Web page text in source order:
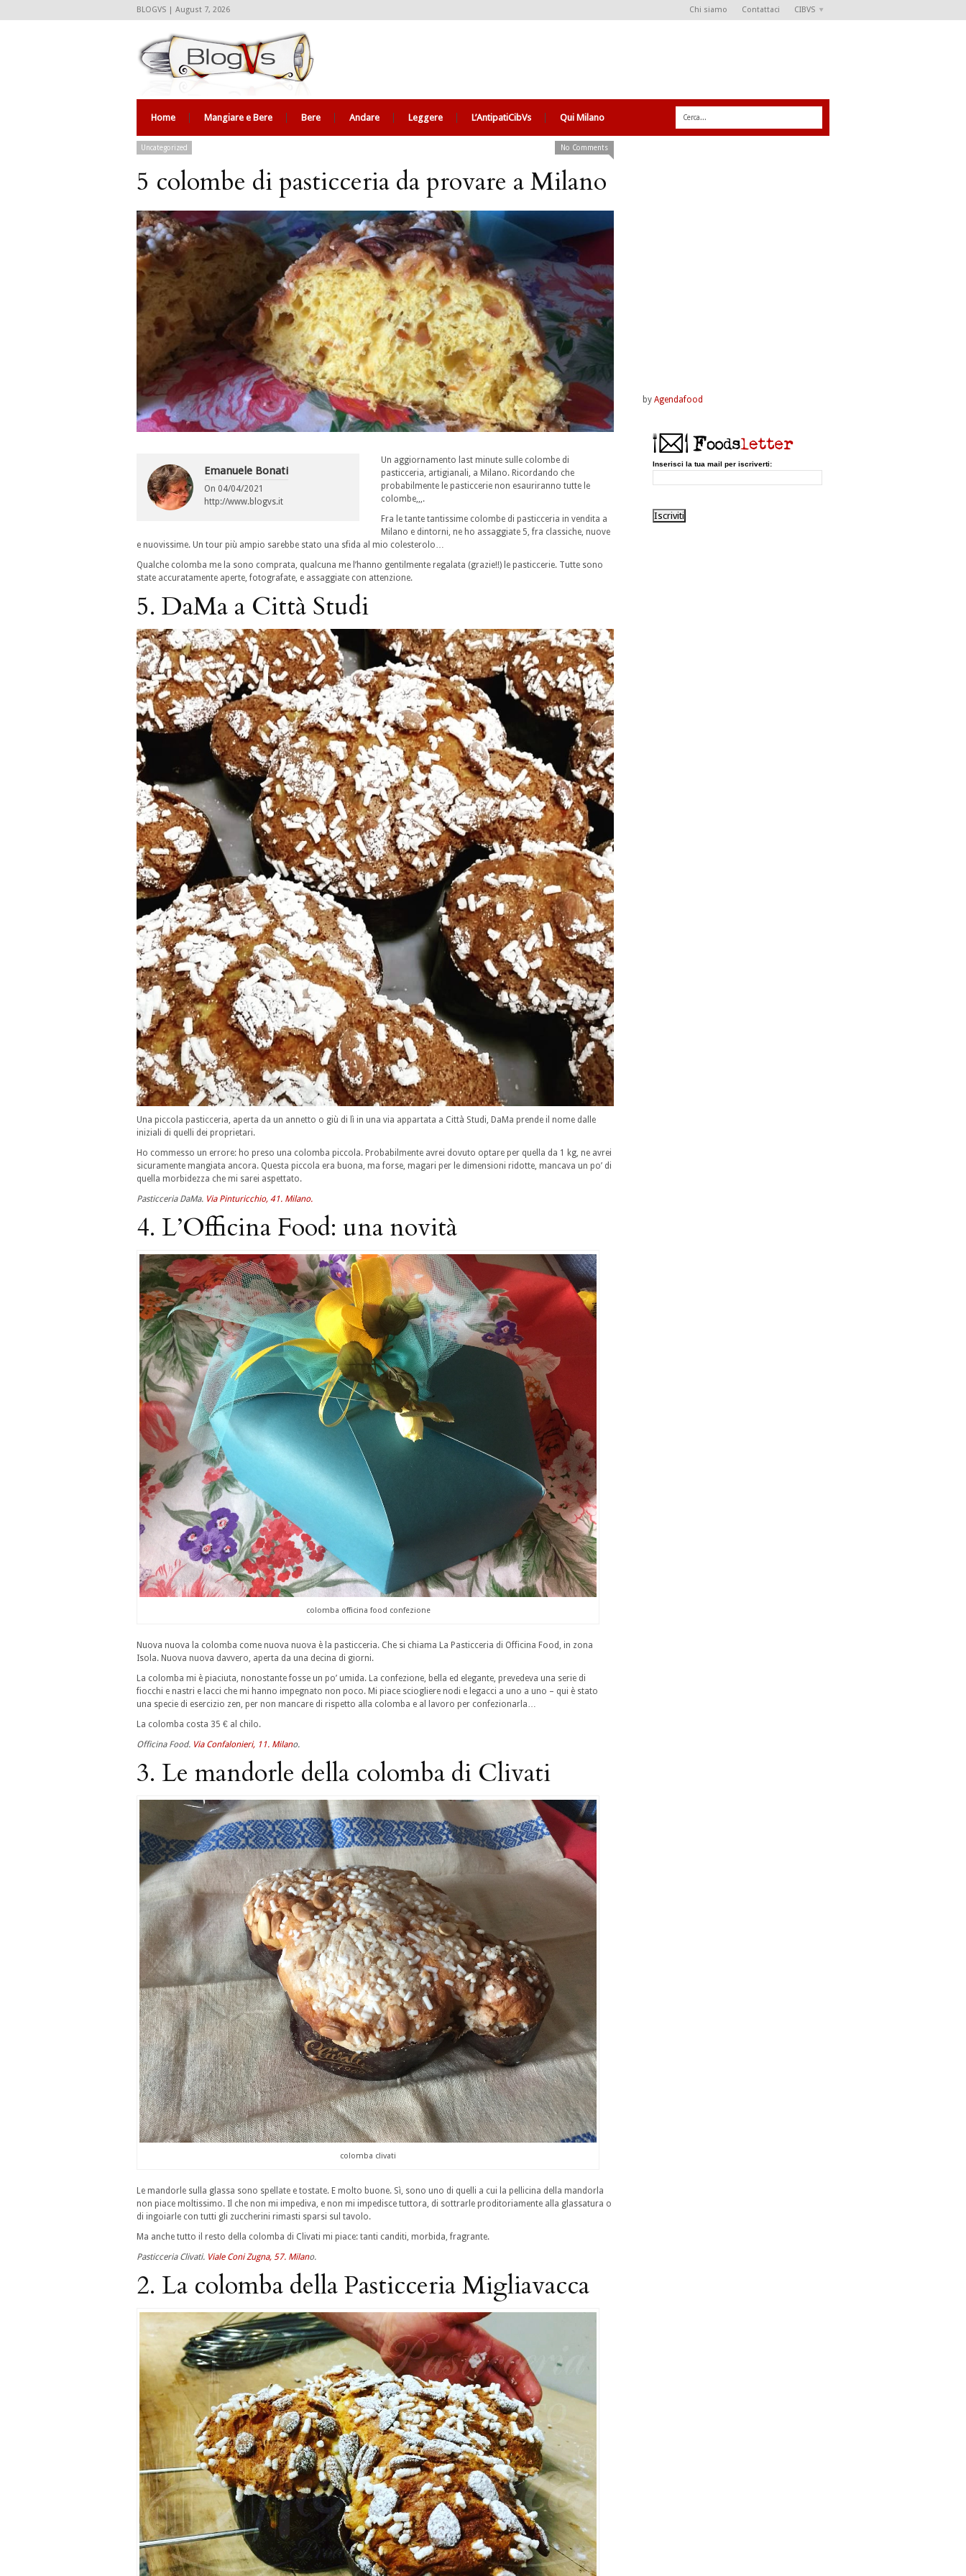
BLOGVS | August 7, 2026 Chi siamo Contattaci CIBVS
Home Mangiare e Bere Bere Andare Leggere L’AntipatiCibVs Qui Milano
Uncategorized No Comments
5 colombe di pasticceria da provare a Milano
Emanuele Bonati
On 04/04/2021
http://www.blogvs.it
Un aggiornamento last minute sulle colombe di
pasticceria, artigianali, a Milano. Ricordando che
probabilmente le pasticcerie non esauriranno tutte le
colombe,,,.
Fra le tante tantissime colombe di pasticceria in vendita a
Milano e dintorni, ne ho assaggiate 5, fra classiche, nuove
e nuovissime. Un tour più ampio sarebbe stato una sfida al mio colesterolo…
Qualche colomba me la sono comprata, qualcuna me l’hanno gentilmente regalata (grazie!!) le pasticcerie. Tutte sono
state accuratamente aperte, fotografate, e assaggiate con attenzione.
5. DaMa a Città Studi
Una piccola pasticceria, aperta da un annetto o giù di lì in una via appartata a Città Studi, DaMa prende il nome dalle
iniziali di quelli dei proprietari.
Ho commesso un errore: ho preso una colomba piccola. Probabilmente avrei dovuto optare per quella da 1 kg, ne avrei
sicuramente mangiata ancora. Questa piccola era buona, ma forse, magari per le dimensioni ridotte, mancava un po’ di
quella morbidezza che mi sarei aspettato.
Pasticceria DaMa. Via Pinturicchio, 41. Milano.
4. L’Officina Food: una novità
colomba officina food confezione
Nuova nuova la colomba come nuova nuova è la pasticceria. Che si chiama La Pasticceria di Officina Food, in zona
Isola. Nuova nuova davvero, aperta da una decina di giorni.
La colomba mi è piaciuta, nonostante fosse un po’ umida. La confezione, bella ed elegante, prevedeva una serie di
fiocchi e nastri e lacci che mi hanno impegnato non poco. Mi piace sciogliere nodi e legacci a uno a uno – qui è stato
una specie di esercizio zen, per non mancare di rispetto alla colomba e al lavoro per confezionarla…
La colomba costa 35 € al chilo.
Officina Food. Via Confalonieri, 11. Milano.
3. Le mandorle della colomba di Clivati
colomba clivati
Le mandorle sulla glassa sono spellate e tostate. E molto buone. Sì, sono uno di quelli a cui la pellicina della mandorla
non piace moltissimo. Il che non mi impediva, e non mi impedisce tuttora, di sottrarle proditoriamente alla glassatura o
di ingoiarle con tutti gli zuccherini rimasti sparsi sul tavolo.
Ma anche tutto il resto della colomba di Clivati mi piace: tanti canditi, morbida, fragrante.
Pasticceria Clivati. Viale Coni Zugna, 57. Milano.
2. La colomba della Pasticceria Migliavacca
by Agendafood
Inserisci la tua mail per iscriverti: